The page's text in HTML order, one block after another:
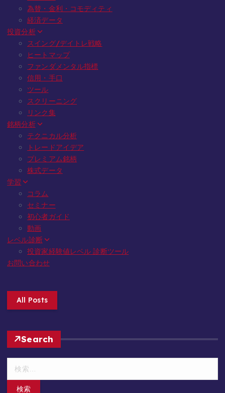
為替・金利・コモディティ
経済データ
投資分析
スイング/デイトレ戦略
ヒートマップ
ファンダメンタル指標
信用・手口
ツール
スクリーニング
リンク集
銘柄分析
テクニカル分析
トレードアイデア
プレミアム銘柄
株式データ
学習
コラム
セミナー
初心者ガイド
動画
レベル診断
投資家経験値レベル 診断ツール
お問い合わせ
All Posts
Search